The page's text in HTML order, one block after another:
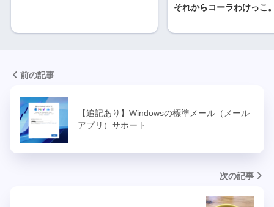
それからコーラわけっこ
前の記事
【追記あり】Windowsの標準メール（メール
アプリ）サポート…
次の記事